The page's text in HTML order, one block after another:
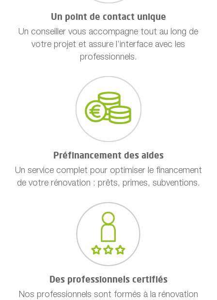
Un point de contact unique
Un conseiller vous accompagne tout au long de
votre projet et assure l’interface avec les
professionnels.
Préfinancement des aides
Un service complet pour optimiser le financement
de votre rénovation : prêts, primes, subventions.
Des professionnels certifiés
Nos professionnels sont formés à la rénovation